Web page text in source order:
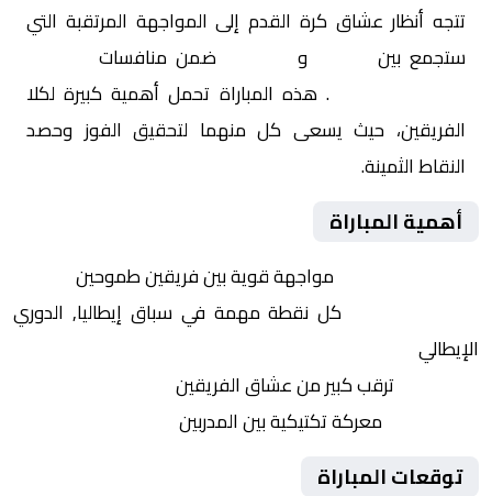
تتجه أنظار عشاق كرة القدم إلى المواجهة المرتقبة التي
ستجمع بين
و ضمن منافسات
. هذه المباراة تحمل أهمية كبيرة لكلا
الفريقين، حيث يسعى كل منهما لتحقيق الفوز وحصد
النقاط الثمينة.
أهمية المباراة
مواجهة قوية بين فريقين طموحين
كل نقطة مهمة في سباق إيطاليا, الدوري
الإيطالي
ترقب كبير من عشاق الفريقين
معركة تكتيكية بين المدربين
توقعات المباراة